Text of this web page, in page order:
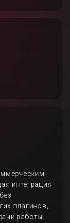
интеграция
плагинов,
работы.